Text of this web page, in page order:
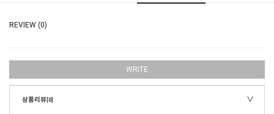
REVIEW (0)
WRITE
상품리뷰[0]